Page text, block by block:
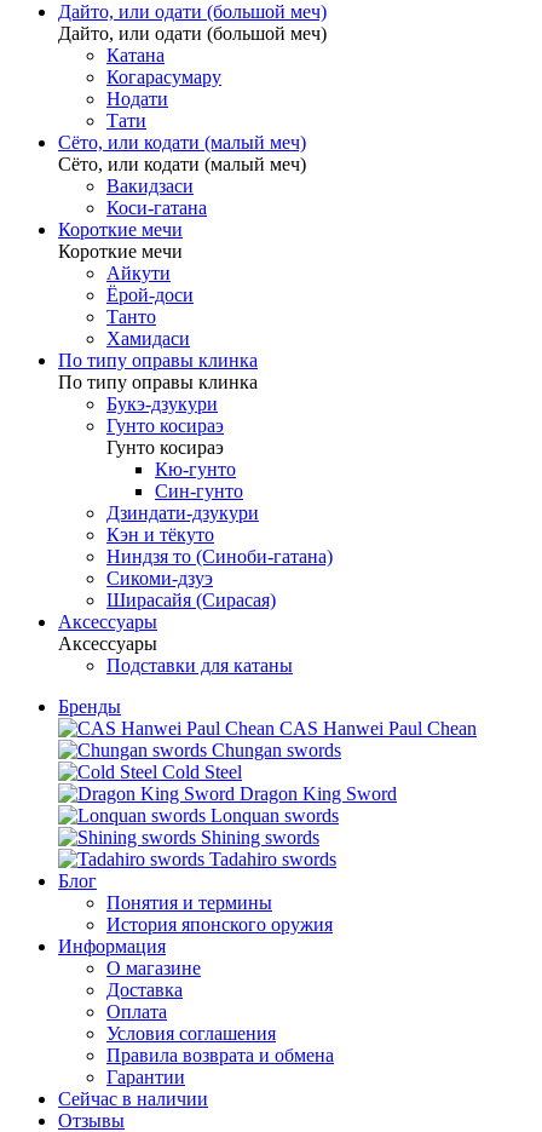
Дайто, или одати (большой меч)
Дайто, или одати (большой меч)
Катана
Когарасумару
Нодати
Тати
Сёто, или кодати (малый меч)
Сёто, или кодати (малый меч)
Вакидзаси
Коси-гатана
Короткие мечи
Короткие мечи
Айкути
Ёрой-доси
Танто
Хамидаси
По типу оправы клинка
По типу оправы клинка
Букэ-дзукури
Гунто косираэ
Гунто косираэ
Кю-гунто
Син-гунто
Дзиндати-дзукури
Кэн и тёкуто
Ниндзя то (Синоби-гатана)
Сикоми-дзуэ
Ширасайя (Сирасая)
Аксессуары
Аксессуары
Подставки для катаны
Бренды
CAS Hanwei Paul Chean
Chungan swords
Cold Steel
Dragon King Sword
Lonquan swords
Shining swords
Tadahiro swords
Блог
Понятия и термины
История японского оружия
Информация
О магазине
Доставка
Оплата
Условия соглашения
Правила возврата и обмена
Гарантии
Сейчас в наличии
Отзывы